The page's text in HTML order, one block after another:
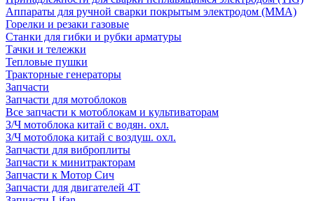
Аппараты для ручной сварки покрытым электродом (MMA)
Горелки и резаки газовые
Станки для гибки и рубки арматуры
Тачки и тележки
Тепловые пушки
Тракторные генераторы
Запчасти
Запчасти для мотоблоков
Все запчасти к мотоблокам и культиваторам
З/Ч мотоблока китай с водян. охл.
З/Ч мотоблока китай с воздуш. охл.
Запчасти для виброплиты
Запчасти к минитракторам
Запчасти к Мотор Сич
Запчасти для двигателей 4Т